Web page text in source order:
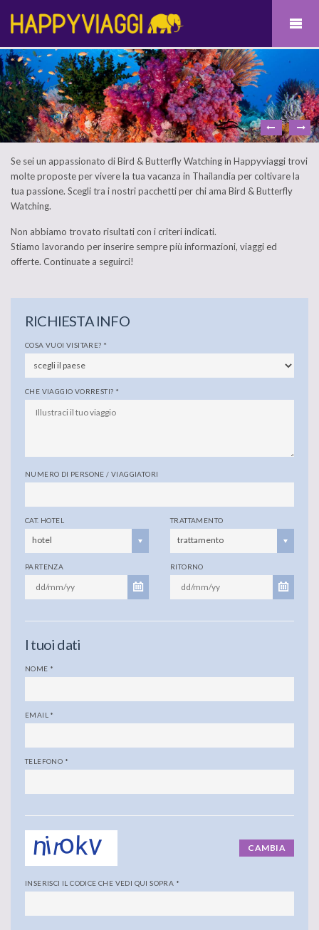
Se sei un appassionato di Bird & Butterfly Watching in Happyviaggi trovi
molte proposte per vivere la tua vacanza in Thailandia per coltivare la
tua passione. Scegli tra i nostri pacchetti per chi ama Bird & Butterfly
Watching.
Non abbiamo trovato risultati con i criteri indicati.
Stiamo lavorando per inserire sempre più informazioni, viaggi ed
offerte. Continuate a seguirci!
RICHIESTA INFO
COSA VUOI VISITARE? *
CHE VIAGGIO VORRESTI? *
NUMERO DI PERSONE / VIAGGIATORI
CAT. HOTEL
hotel
TRATTAMENTO
trattamento
PARTENZA RITORNO
I tuoi dati
NOME *
EMAIL *
TELEFONO *
CAMBIA
INSERISCI IL CODICE CHE VEDI QUI SOPRA *